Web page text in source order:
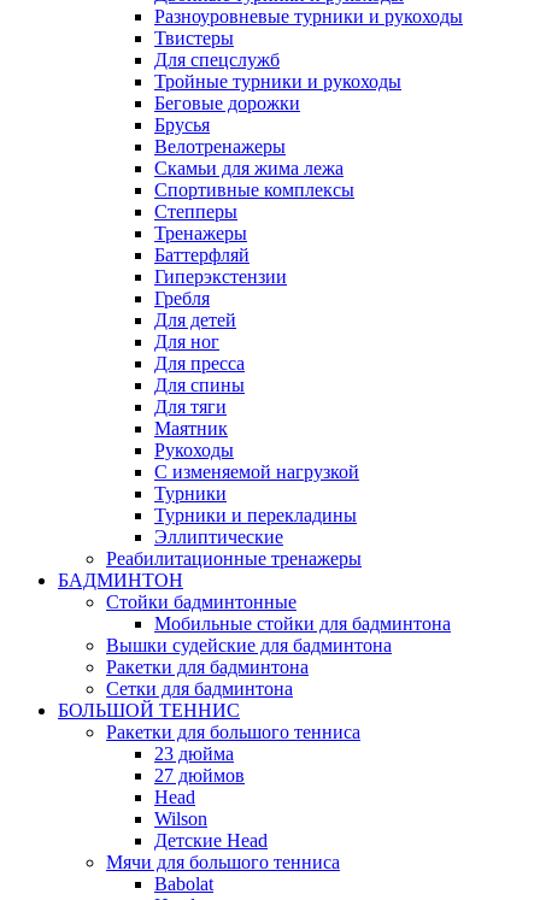
Разноуровневые турники и рукоходы
Твистеры
Для спецслужб
Тройные турники и рукоходы
Беговые дорожки
Брусья
Велотренажеры
Скамьи для жима лежа
Спортивные комплексы
Степперы
Тренажеры
Баттерфляй
Гиперэкстензии
Гребля
Для детей
Для ног
Для пресса
Для спины
Для тяги
Маятник
Рукоходы
С изменяемой нагрузкой
Турники
Турники и перекладины
Эллиптические
Реабилитационные тренажеры
БАДМИНТОН
Стойки бадминтонные
Мобильные стойки для бадминтона
Вышки судейские для бадминтона
Ракетки для бадминтона
Сетки для бадминтона
БОЛЬШОЙ ТЕННИС
Ракетки для большого тенниса
23 дюйма
27 дюймов
Head
Wilson
Детские Head
Мячи для большого тенниса
Babolat